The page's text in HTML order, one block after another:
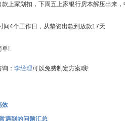
款上家划扣，下周五上家银行房本解压出来
间4个工作日，从垫资出款到放款17天
单!
： 李经理可以免费制定方案哦!
效
遇到的问题汇总